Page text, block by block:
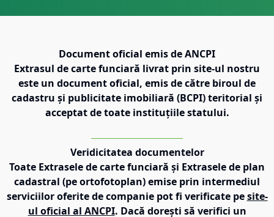
Document oficial emis de ANCPI
Extrasul de carte funciară livrat prin site-ul nostru
este un document oficial, emis de către biroul de
cadastru și publicitate imobiliară (BCPI) teritorial și
acceptat de toate instituțiile statului.
Veridicitatea documentelor
Toate Extrasele de carte funciară și Extrasele de plan
cadastral (pe ortofotoplan) emise prin intermediul
serviciilor oferite de companie pot fi verificate pe site-
ul oficial al ANCPI. Dacă dorești să verifici un